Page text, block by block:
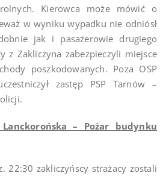
Kierowca może mówić o
w wyniku wypadku nie odniósł
jak i pasażerowie drugiego
z Zakliczyna zabezpieczyli miejsce
poszkodowanych. Poza OSP
zastęp PSP Tarnów –
Lanckorońska – Pożar budynku
22:30 zakliczyńscy strażacy zostali